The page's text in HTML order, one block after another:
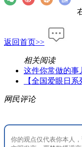
返回首页>>
相关阅读
这件你常做的事
【全国爱眼日
网民评论